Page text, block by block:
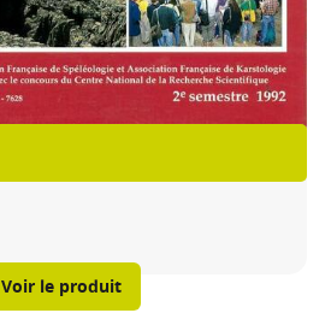
Voir le produit